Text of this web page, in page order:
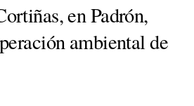
en Padrón,
ambiental de